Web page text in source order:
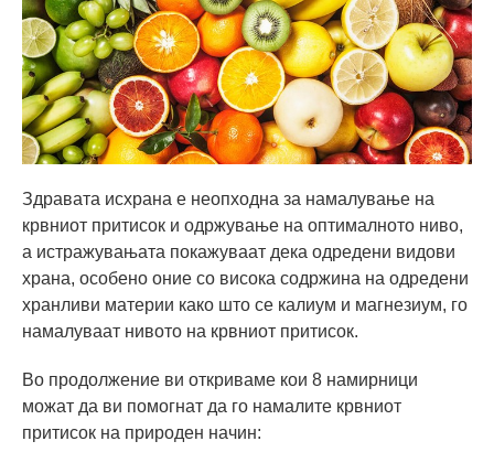
Здравата исхрана е неопходна за намалување на
крвниот притисок и одржување на оптималното ниво,
а истражувањата покажуваат дека одредени видови
храна, особено оние со висока содржина на одредени
хранливи материи како што се калиум и магнезиум, го
намалуваат нивото на крвниот притисок.
Во продолжение ви откриваме кои 8 намирници
можат да ви помогнат да го намалите крвниот
притисок на природен начин: